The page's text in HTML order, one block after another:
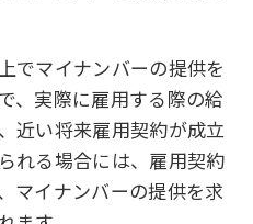
でマイナンバーの提供を
、実際に雇用する際の給
近い将来雇用契約が成立
れる場合には、雇用契約
マイナンバーの提供を求